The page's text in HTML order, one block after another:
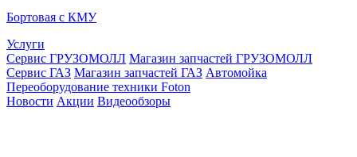
Бортовая с КМУ
Услуги
Сервис ГРУЗОМОЛЛ Магазин запчастей ГРУЗОМОЛЛ
Сервис ГАЗ Магазин запчастей ГАЗ Автомойка
Переоборудование техники Foton
Новости Акции Видеообзоры